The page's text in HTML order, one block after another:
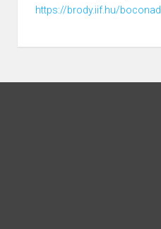
https://brody.iif.hu/boconad